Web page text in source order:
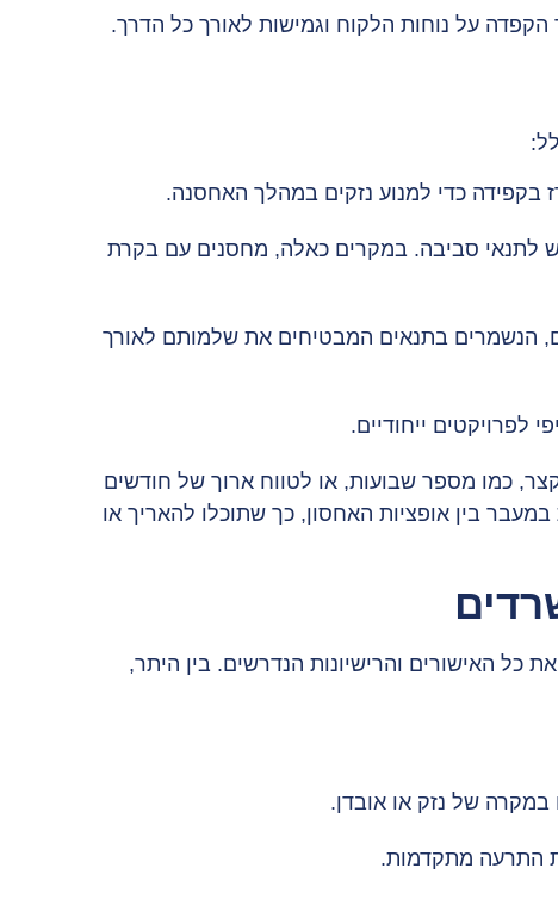
על נוחות הלקוח וגמישות לאורך כל הדרך.
בקפידה כדי למנוע נזקים במהלך האחסנה.
לתנאי סביבה. במקרים כאלה, מחסנים עם בקרת
הנשמרים בתנאים המבטיחים את שלמותם לאורך
לפרויקטים ייחודיים.
כמו מספר שבועות, או לטווח ארוך של חודשים
בין אופציות האחסון, כך שתוכלו להאריך או
האישורים והרישיונות הנדרשים. בין היתר,
של נזק או אובדן.